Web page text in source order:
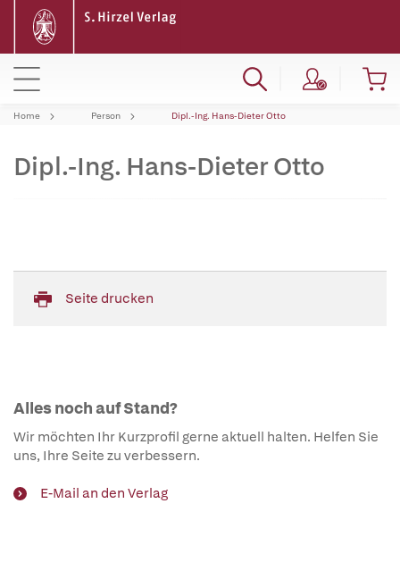
Home Person Dipl.-Ing. Hans-Dieter Otto
Dipl.-Ing. Hans-Dieter Otto
Seite drucken
Alles noch auf Stand?
Wir möchten Ihr Kurzprofil gerne aktuell halten. Helfen Sie
uns, Ihre Seite zu verbessern.
E-Mail an den Verlag